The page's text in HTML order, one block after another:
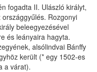
fogadta II. Ulászló királyt,
Rozgonyi
beleegyezésével
és leányaira hagyta.
alsólindvai Bánffy
került (* egy 1502-es
a várat).